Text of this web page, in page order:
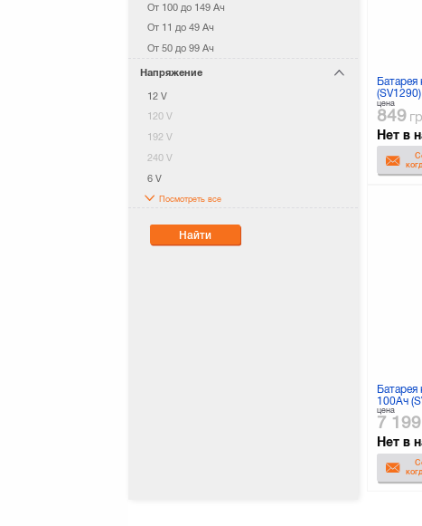
От 100 до 149 Ач
От 11 до 49 Ач
От 50 до 99 Ач
Напряжение
12 V
120 V
192 V
240 V
6 V
Посмотреть все
Найти
(SV1290)
цена
849
Нет в
100Ач
цена
7 199
Нет в